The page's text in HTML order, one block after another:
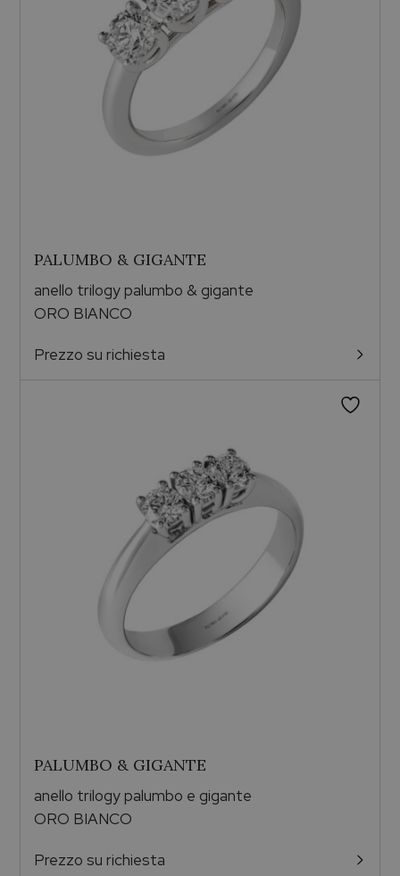
PALUMBO & GIGANTE
anello trilogy palumbo & gigante
ORO BIANCO
Prezzo su richiesta
PALUMBO & GIGANTE
anello trilogy palumbo e gigante
ORO BIANCO
Prezzo su richiesta